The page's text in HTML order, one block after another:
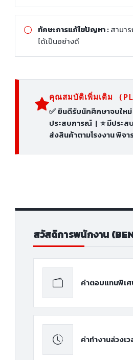
ทักษะการแก้ไขปัญหา :สามา
ได้เป็นอย่างดี
คุณสมบัติเพิ่มเติม
✅ ยินดีรับนักศึกษาจบให
ประสบการณ์ | ⭐ มีประ
ส่งสินค้าตามโรงงาน พิจ
สวัสดิการพนักงาน
ค่าตอบแทนพิเ
ค่าทำงานล่วงเ